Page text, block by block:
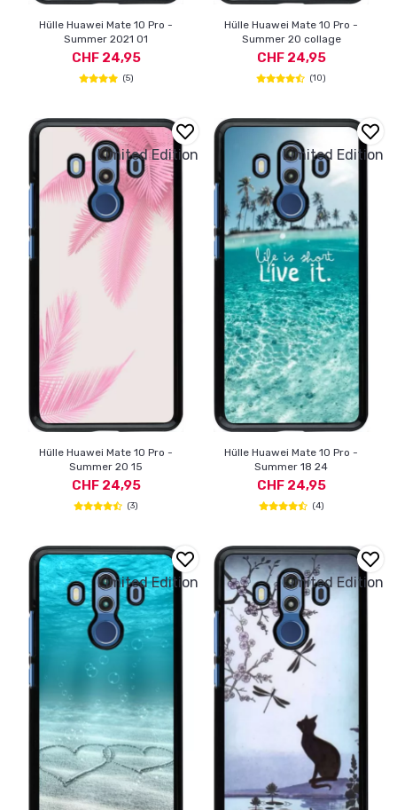
Hülle Huawei Mate 10 Pro -
Summer 2021 01
CHF 24,95
(5)
Hülle Huawei Mate 10 Pro -
Summer 20 collage
CHF 24,95
(10)
Hülle Huawei Mate 10 Pro -
Summer 20 15
CHF 24,95
(3)
Limited Edition
Hülle Huawei Mate 10 Pro -
Summer 18 24
CHF 24,95
(4)
Limited Edition
Limited Edition Limited Edition